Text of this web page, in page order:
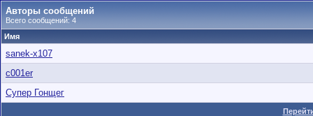
Авторы сообщений
Всего сообщений: 4
Имя
sanek-x107
c001er
Супер Гонщег